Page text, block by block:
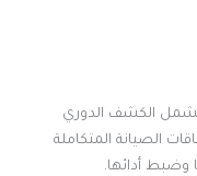
تشمل الكشف الدوري
الصيانة المتكاملة
وضبط أدائها.